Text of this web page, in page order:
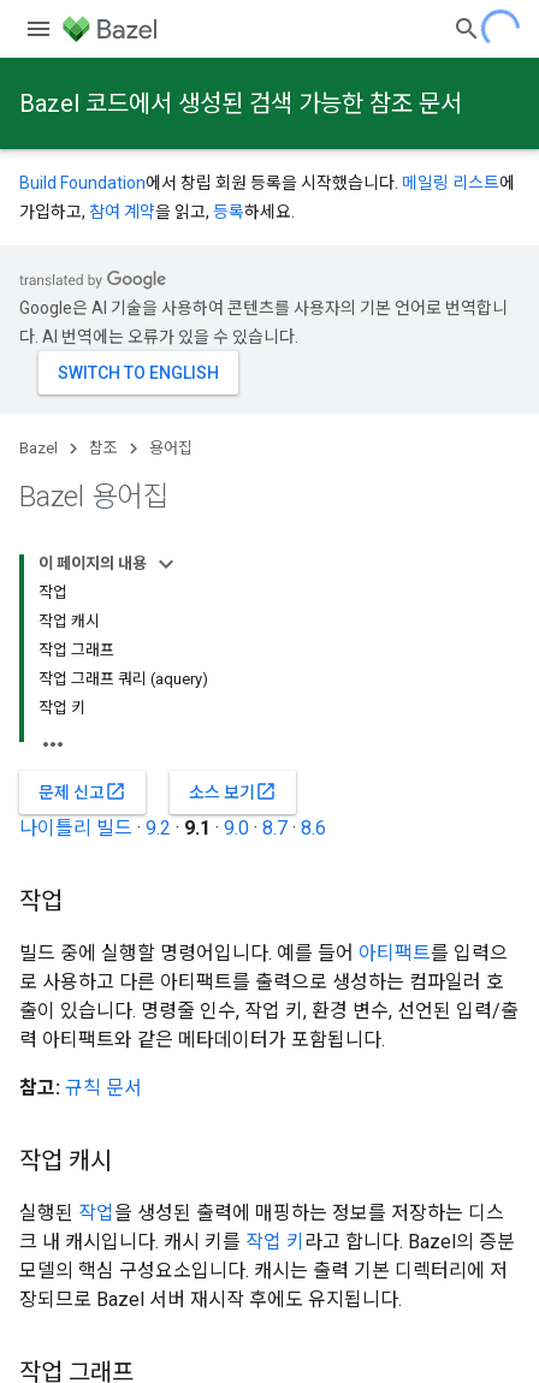
Bazel 코드에서 생성된 검색 가능한 참조 문서
Build Foundation에서 창립 회원 등록을 시작했습니다. 메일링 리스트에
가입하고, 참여 계약을 읽고, 등록하세요.
Google은 AI 기술을 사용하여 콘텐츠를 사용자의 기본 언어로 번역합니
다. AI 번역에는 오류가 있을 수 있습니다.
Bazel 참조 용어집
Bazel 용어집
이 페이지의 내용
작업
작업 캐시
작업 그래프
작업 그래프 쿼리 (aquery)
작업 키
문제 신고open_in_new 소스 보기 open_in_new
나이틀리 빌드 · 9.2 · 9.1 · 9.0 · 8.7 · 8.6
작업
빌드 중에 실행할 명령어입니다. 예를 들어 아티팩트를 입력으
로 사용하고 다른 아티팩트를 출력으로 생성하는 컴파일러 호
출이 있습니다. 명령줄 인수, 작업 키, 환경 변수, 선언된 입력/출
력 아티팩트와 같은 메타데이터가 포함됩니다.
참고: 규칙 문서
작업 캐시
실행된 작업을 생성된 출력에 매핑하는 정보를 저장하는 디스
크 내 캐시입니다. 캐시 키를 작업 키 라고 합니다. Bazel의 증분
모델의 핵심 구성요소입니다. 캐시는 출력 기본 디렉터리에 저
장되므로 Bazel 서버 재시작 후에도 유지됩니다.
작업 그래프